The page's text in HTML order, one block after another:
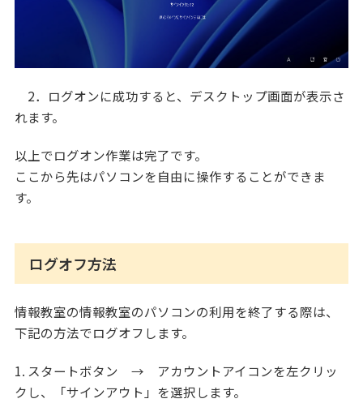
2．ログオンに成功すると、デスクトップ画面が表示さ
れます。
以上でログオン作業は完了です。
ここから先はパソコンを自由に操作することができま
す。
ログオフ方法
情報教室の情報教室のパソコンの利用を終了する際は、
下記の方法でログオフします。
1. スタートボタン → アカウントアイコンを左クリッ
クし、「サインアウト」を選択します。